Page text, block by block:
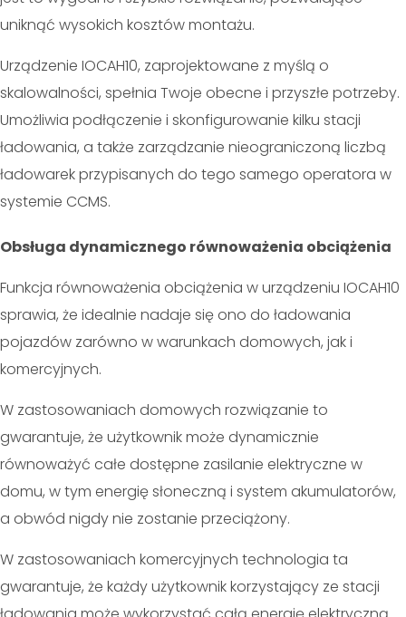
uniknąć wysokich kosztów montażu.
Urządzenie IOCAH10, zaprojektowane z myślą o
skalowalności, spełnia Twoje obecne i przyszłe potrzeby.
Umożliwia podłączenie i skonfigurowanie kilku stacji
ładowania, a także zarządzanie nieograniczoną liczbą
ładowarek przypisanych do tego samego operatora w
systemie CCMS.
Obsługa dynamicznego równoważenia obciążenia
Funkcja równoważenia obciążenia w urządzeniu IOCAH10
sprawia, że idealnie nadaje się ono do ładowania
pojazdów zarówno w warunkach domowych, jak i
komercyjnych.
W zastosowaniach domowych rozwiązanie to
gwarantuje, że użytkownik może dynamicznie
równoważyć całe dostępne zasilanie elektryczne w
domu, w tym energię słoneczną i system akumulatorów,
a obwód nigdy nie zostanie przeciążony.
W zastosowaniach komercyjnych technologia ta
gwarantuje, że każdy użytkownik korzystający ze stacji